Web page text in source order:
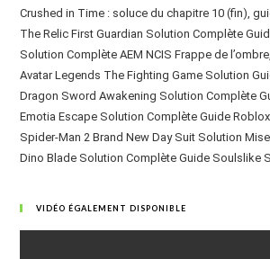
Crushed in Time : soluce du chapitre 10 (fin),
The Relic First Guardian Solution Complète
Solution Complète AEM NCIS Frappe de
Avatar Legends The Fighting Game Solution
Dragon Sword Awakening Solution Complète
Emotia Escape Solution Complète Guide
Spider-Man 2 Brand New Day Suit Solution
Dino Blade Solution Complète Guide Soulslike
VIDÉO ÉGALEMENT DISPONIBLE